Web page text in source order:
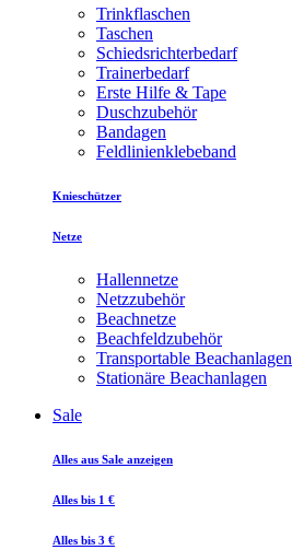
Trinkflaschen
Taschen
Schiedsrichterbedarf
Trainerbedarf
Erste Hilfe & Tape
Duschzubehör
Bandagen
Feldlinienklebeband
Knieschützer
Netze
Hallennetze
Netzzubehör
Beachnetze
Beachfeldzubehör
Transportable Beachanlagen
Stationäre Beachanlagen
Sale
Alles aus Sale anzeigen
Alles bis 1 €
Alles bis 3 €